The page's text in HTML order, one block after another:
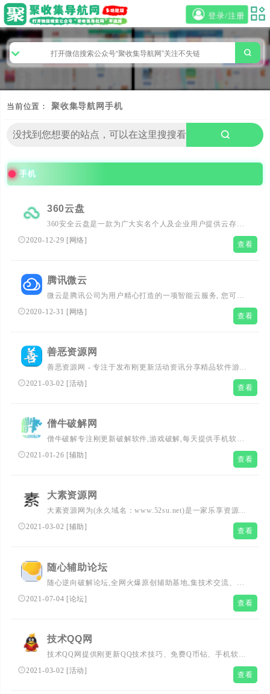
登录/注册
当前位置： 聚收集导航网 手机
手机
360云盘
360安全云盘是一款为广大实名个人及企业用户提供云存储
及文件共享服务的产品。可以安全存储个人数据、实现多端
同步、自动备份，并为中小企业、公司团队及家人朋友之间
时随地移动办公。
2020-12-29 [ 网络] 查看
腾讯微云
微云是腾讯公司为用户精心打造的一项智能云服务, 您可以
通过微云方便地在手机和电脑之间同步文件、推送照片和传
2020-12-31 [ 网络] 查看
善恶资源网
善恶资源网 - 专注于发布刚更新活动资讯分享精品软件游戏
辅助；在这里您可以下载到各种日常所需要的软件，比如小
刀娱乐网、活动线报(QQ活动.游戏游戏.现金活动等)、游戏
2021-03-02 [活动] 查看
僧牛破解网
僧牛破解专注刚更新破解软件,游戏破解,每天提供手机软
件、安卓破解、致力于用心打造一个专业安全软件下载站、
2021-01-26 [辅助] 查看
大素资源网
大素资源网为(永久域名：www.52su.net)是一家乐享资源记
忆点滴的网站,主要分享游戏辅助，程序源码,站长工具,网络
技术,免费空间,模板插件,网赚项目,各类资源,各类教程,QQ
2021-03-02 [辅助] 查看
随心辅助论坛
随心逆向破解论坛,全网火爆原创辅助基地,集技术交流、视
频教程、资源共享、游戏辅助,网站源码,辅助破解,手机软件
2021-07-04 [论坛] 查看
技术QQ网
技术QQ网提供刚更新QQ技术技巧、免费Q币钻、手机软件
下载、微信及QQ活动动态等内容 致力打造为最全的QQ资
2021-03-02 [活动] 查看